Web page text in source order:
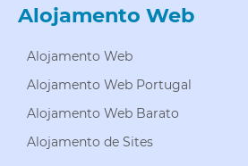
Alojamento Web
Alojamento Web
Alojamento Web Portugal
Alojamento Web Barato
Alojamento de Sites